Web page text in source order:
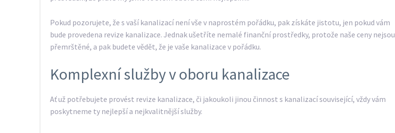
Pokud pozorujete, že s vaší kanalizací není vše v naprostém pořádku, pak získáte jistotu, jen pokud vám
bude provedena revize kanalizace. Jednak ušetříte nemalé finanční prostředky, protože naše ceny nejsou
přemrštěné, a pak budete vědět, že je vaše kanalizace v pořádku.
Komplexní služby v oboru kanalizace
Ať už potřebujete provést revize kanalizace, či jakoukoli jinou činnost s kanalizací související, vždy vám
poskytneme ty nejlepší a nejkvalitnější služby.